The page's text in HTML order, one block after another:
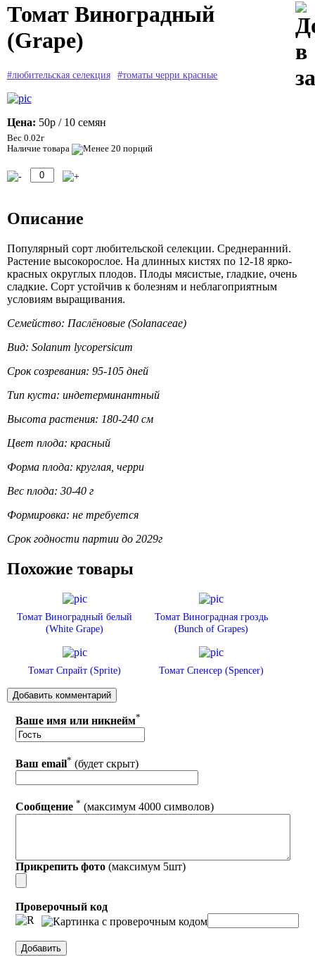
Томат Виноградный
(Grape)
#любительская селекция #томаты черри красные
Цена: 50р / 10 семян
Вес 0.02г
Наличие товара
Описание
Популярный сорт любительской селекции. Среднеранний.
Растение высокорослое. На длинных кистях по 12-18 ярко-
красных округлых плодов. Плоды мясистые, гладкие, очень
сладкие. Сорт устойчив к болезням и неблагоприятным
условиям выращивания.
Семейство: Паслёновые (Solanaceae)
Вид: Solanum lycopersicum
Срок созревания: 95-105 дней
Тип куста: индетерминантный
Высота растения: 180-240 см
Цвет плода: красный
Форма плода: круглая, черри
Вес плода: 30-40 г
Формировка: не требуется
Срок годности партии до 2029г
Похожие товары
Томат Виноградный белый
(White Grape)
Томат Виноградная гроздь
(Bunch of Grapes)
Томат Спрайт (Sprite) Томат Спенсер (Spencer)
Ваше имя или никнейм*
Ваш email* (будет скрыт)
Сообщение * (максимум 4000 символов)
Прикрепить фото (максимум 5шт)
Проверочный код